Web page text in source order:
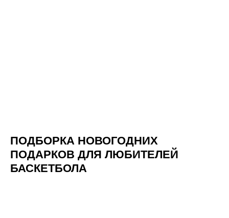
ПОДБОРКА НОВОГОДНИХ
ПОДАРКОВ ДЛЯ ЛЮБИТЕЛЕЙ
БАСКЕТБОЛА